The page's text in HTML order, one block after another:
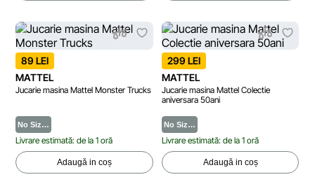
89 LEI
MATTEL
Jucarie masina Mattel Monster Trucks
No Siz…
Livrare estimată: de la 1 oră
Adaugă in coș
299 LEI
MATTEL
Jucarie masina Mattel Colectie
aniversara 50ani
No Siz…
Livrare estimată: de la 1 oră
Adaugă in coș